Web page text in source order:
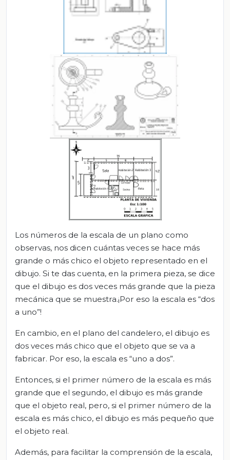
Los números de la escala de un plano como
observas, nos dicen cuántas veces se hace más
grande o más chico el objeto representado en el
dibujo. Si te das cuenta, en la primera pieza, se dice
que el dibujo es dos veces más grande que la pieza
mecánica que se muestra.¡Por eso la escala es “dos
a uno”!
En cambio, en el plano del candelero, el dibujo es
dos veces más chico que el objeto que se va a
fabricar. Por eso, la escala es “uno a dos”.
Entonces, si el primer número de la escala es más
grande que el segundo, el dibujo es más grande
que el objeto real, pero, si el primer número de la
escala es más chico, el dibujo es más pequeño que
el objeto real.
Además, para facilitar la comprensión de la escala,